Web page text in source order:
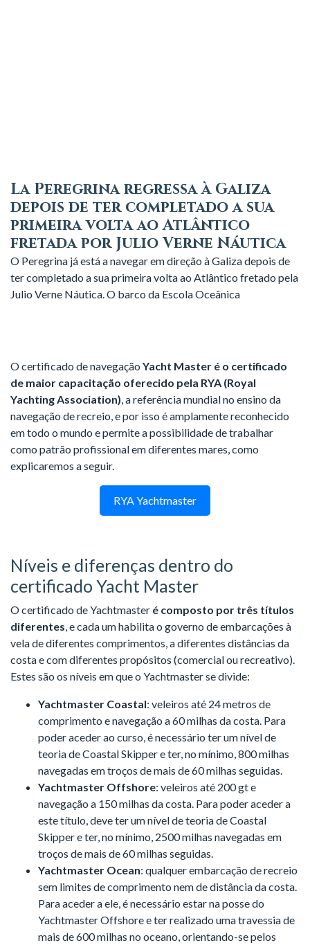
La Peregrina regressa à Galiza
depois de ter completado a sua
primeira volta ao Atlântico
fretada por Julio Verne Náutica
O Peregrina já está a navegar em direção à Galiza depois de
ter completado a sua primeira volta ao Atlântico fretado pela
Julio Verne Náutica. O barco da Escola Oceânica
O certificado de navegação Yacht Master é o certificado
de maior capacitação oferecido pela RYA (Royal
Yachting Association) , a referência mundial no ensino da
navegação de recreio, e por isso é amplamente reconhecido
em todo o mundo e permite a possibilidade de trabalhar
como patrão profissional em diferentes mares, como
explicaremos a seguir.
RYA Yachtmaster
Níveis e diferenças dentro do
certificado Yacht Master
O certificado de Yachtmaster é composto por três títulos
diferentes , e cada um habilita o governo de embarcações à
vela de diferentes comprimentos, a diferentes distâncias da
costa e com diferentes propósitos (comercial ou recreativo).
Estes são os níveis em que o Yachtmaster se divide:
Yachtmaster Coastal: veleiros até 24 metros de
comprimento e navegação a 60 milhas da costa. Para
poder aceder ao curso, é necessário ter um nível de
teoria de Coastal Skipper e ter, no mínimo, 800 milhas
navegadas em troços de mais de 60 milhas seguidas.
Yachtmaster Offshore: veleiros até 200 gt e
navegação a 150 milhas da costa. Para poder aceder a
este título, deve ter um nível de teoria de Coastal
Skipper e ter, no mínimo, 2500 milhas navegadas em
troços de mais de 60 milhas seguidas.
Yachtmaster Ocean: qualquer embarcação de recreio
sem limites de comprimento nem de distância da costa.
Para aceder a ele, é necessário estar na posse do
Yachtmaster Offshore e ter realizado uma travessia de
mais de 600 milhas no oceano, orientando-se pelos